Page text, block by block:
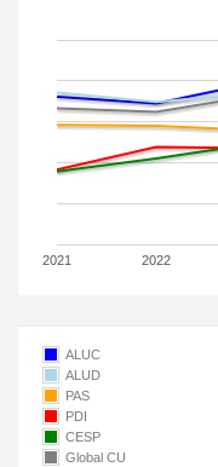
2021 2022
ALUC
ALUD
PAS
PDI
CESP
Global CU